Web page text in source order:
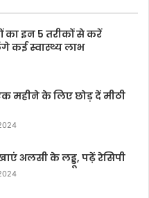
इन 5 तरीकों से करें
कई स्वास्थ्य लाभ
महीने के लिए छोड़ दें मीठी
अलसी के लड्डू, पढ़ें रेसिपी